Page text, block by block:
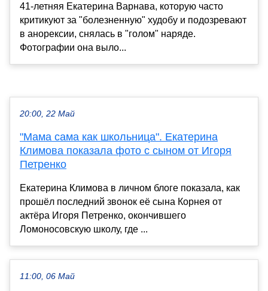
41-летняя Екатерина Варнава, которую часто
критикуют за "болезненную" худобу и подозревают
в анорексии, снялась в "голом" наряде.
Фотографии она выло...
20:00, 22 Май
"Мама сама как школьница". Екатерина
Климова показала фото с сыном от Игоря
Петренко
Екатерина Климова в личном блоге показала, как
прошёл последний звонок её сына Корнея от
актёра Игоря Петренко, окончившего
Ломоносовскую школу, где ...
11:00, 06 Май